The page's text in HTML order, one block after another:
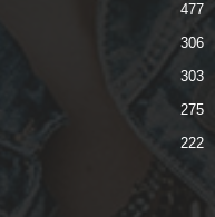
477
306
303
275
222